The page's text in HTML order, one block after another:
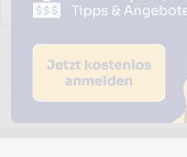
Das dargestellte Bild
übernimmt keinerlei
jedoch bei